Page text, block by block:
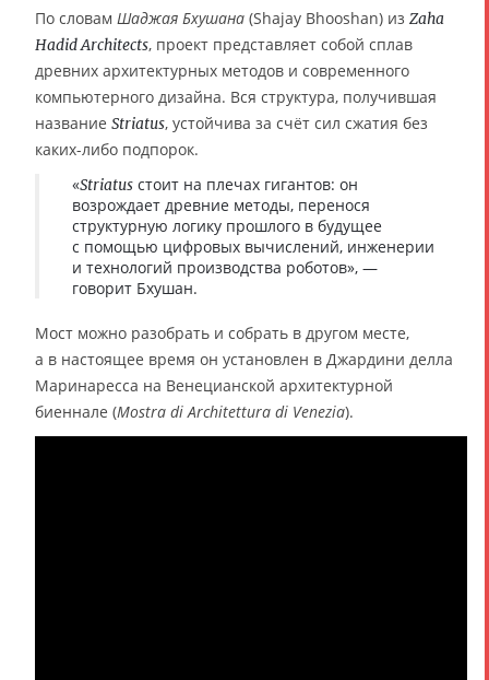
По словам Шаджая Бхушана (Shajay Bhooshan) из Zaha
Hadid Architects, проект представляет собой сплав
древних архитектурных методов и современного
компьютерного дизайна. Вся структура, получившая
название Striatus, устойчива за счёт сил сжатия без
каких-либо подпорок.
«Striatus стоит на плечах гигантов: он
возрождает древние методы, перенося
структурную логику прошлого в будущее
с помощью цифровых вычислений, инженерии
и технологий производства роботов», —
говорит Бхушан.
Мост можно разобрать и собрать в другом месте,
а в настоящее время он установлен в Джардини делла
Маринаресса на Венецианской архитектурной
биеннале (Mostra di Architettura di Venezia).